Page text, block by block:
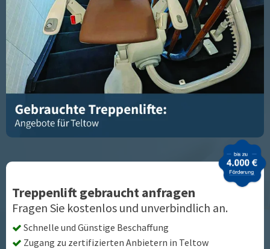
Treppenlift gebraucht anfragen
Fragen Sie kostenlos und unverbindlich an.
Schnelle und Günstige Beschaffung
Zugang zu zertifizierten Anbietern in Teltow